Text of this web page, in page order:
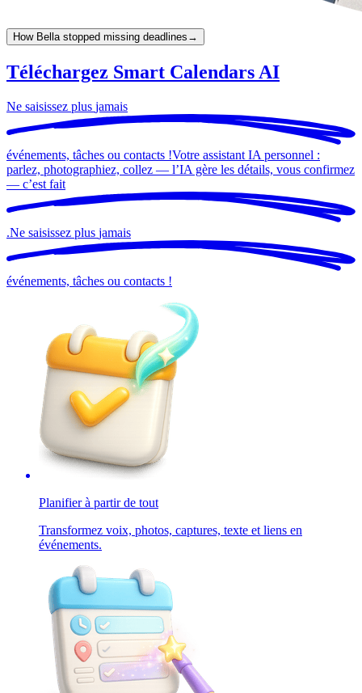
How Bella stopped missing deadlines →
Téléchargez Smart Calendars AI
Ne saisissez plus jamais
événements, tâches ou contacts !Votre assistant IA personnel :
parlez, photographiez, collez — l’IA gère les détails, vous confirmez
— c’est fait
.Ne saisissez plus jamais
événements, tâches ou contacts !
Planifier à partir de tout
Transformez voix, photos, captures, texte et liens en
événements.